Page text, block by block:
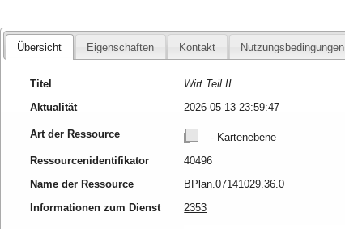
Übersicht Eigenschaften Kontakt Nutzungsbedingungen
Titel
Wirt Teil II
Aktualität
2026-05-13 23:59:47
Art der Ressource
- Kartenebene
Ressourcenidentifikator
40496
Name der Ressource
BPlan.07141029.36.0
Informationen zum Dienst
2353